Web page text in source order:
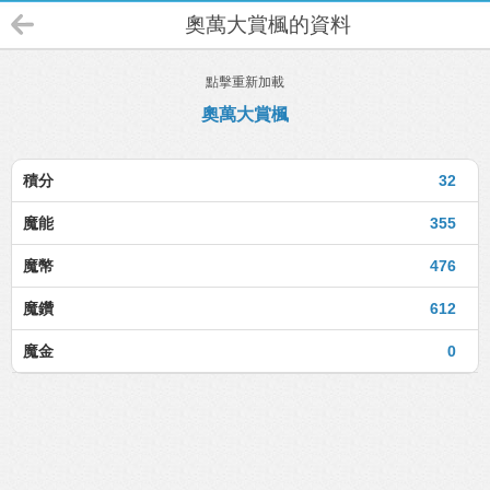
奧萬大賞楓的資料
點擊重新加載
奧萬大賞楓
32
積分
355
魔能
476
魔幣
612
魔鑽
0
魔金